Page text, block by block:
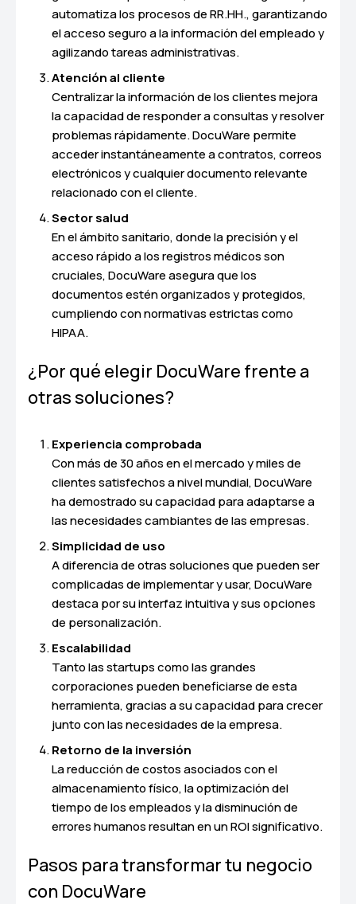
automatiza los procesos de RR.HH., garantizando
el acceso seguro a la información del empleado y
agilizando tareas administrativas.
Atención al cliente
Centralizar la información de los clientes mejora
la capacidad de responder a consultas y resolver
problemas rápidamente. DocuWare permite
acceder instantáneamente a contratos, correos
electrónicos y cualquier documento relevante
relacionado con el cliente.
Sector salud
En el ámbito sanitario, donde la precisión y el
acceso rápido a los registros médicos son
cruciales, DocuWare asegura que los
documentos estén organizados y protegidos,
cumpliendo con normativas estrictas como
HIPAA.
¿Por qué elegir DocuWare frente a
otras soluciones?
Experiencia comprobada
Con más de 30 años en el mercado y miles de
clientes satisfechos a nivel mundial, DocuWare
ha demostrado su capacidad para adaptarse a
las necesidades cambiantes de las empresas.
Simplicidad de uso
A diferencia de otras soluciones que pueden ser
complicadas de implementar y usar, DocuWare
destaca por su interfaz intuitiva y sus opciones
de personalización.
Escalabilidad
Tanto las startups como las grandes
corporaciones pueden beneficiarse de esta
herramienta, gracias a su capacidad para crecer
junto con las necesidades de la empresa.
Retorno de la inversión
La reducción de costos asociados con el
almacenamiento físico, la optimización del
tiempo de los empleados y la disminución de
errores humanos resultan en un ROI significativo.
Pasos para transformar tu negocio
con DocuWare